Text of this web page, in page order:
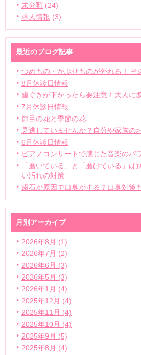
未分類 (24)
求人情報 (3)
最近のブログ記事
つめもの・かぶせものが外れる！ そ
8月休診日情報
歯ぐきが下がったら要注意！大人に
7月休診日情報
節目の花と季節の花
見逃していませんか？自分や家族の
6月休診日情報
ピアノコンサートで感じた音楽のパ
「磨いている」と「磨けている」は
い汚れの対策
歯石が原因で口臭がする？口臭対策
月別アーカイブ
2026年8月 (1)
2026年7月 (2)
2026年6月 (3)
2026年5月 (3)
2026年1月 (4)
2025年12月 (4)
2025年11月 (4)
2025年10月 (4)
2025年9月 (5)
2025年8月 (4)